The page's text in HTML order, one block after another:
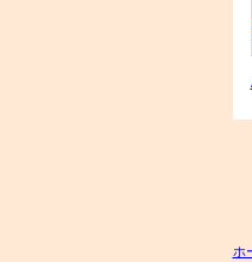
ホ